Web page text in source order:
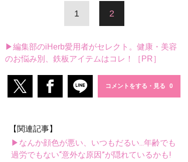
1 2
▶編集部のiHerb愛用者がセレクト。健康・美容
のお悩み別、鉄板アイテムはコレ！［PR］
コメントをする・見る
【関連記事】
▶なんか顔色が悪い、いつもだるい...年齢でも
過労でもない“意外な原因”が隠れているかも!